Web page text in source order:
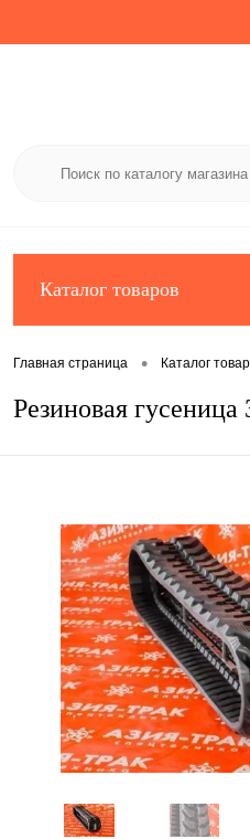
Каталог товаров
Главная страница • Каталог
Резиновая